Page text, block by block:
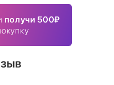
получи 500₽